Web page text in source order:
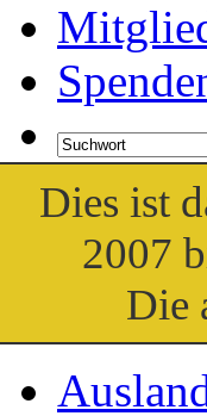
Dies ist
2007
Die